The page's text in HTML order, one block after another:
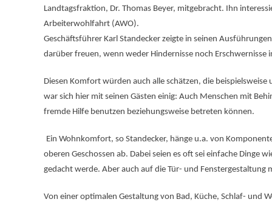
Landtagsfraktion, Dr. Thomas Beyer, mitgebracht. Ihn
Arbeiterwohlfahrt (AWO).
Geschäftsführer Karl Standecker zeigte in seinen
darüber freuen, wenn weder Hindernisse noch Erschwernisse
Diesen Komfort würden auch alle schätzen, die
war sich hier mit seinen Gästen einig: Auch Menschen mit
fremde Hilfe benutzen beziehungsweise betreten können.
Ein Wohnkomfort, so Standecker, hänge u.a. von
oberen Geschossen ab. Dabei seien es oft sei einfache Dinge
gedacht werde. Aber auch auf die Tür- und
Von einer optimalen Gestaltung von Bad, Küche, Schlaf- und